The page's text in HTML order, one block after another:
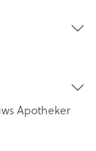
Apotheker